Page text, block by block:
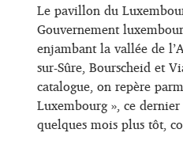
Le pavillon du
Gouvernement
enjambant la vallée de
sur-Sûre, Bourscheid et
catalogue, on repère
Luxembourg », ce
quelques mois plus tôt,